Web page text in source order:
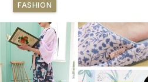
FASHION